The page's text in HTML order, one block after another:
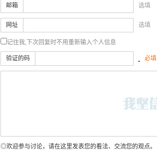
邮箱 选填
网址 选填
记住我,下次回复时不用重新输入个人信息
验证的码 必填
◎欢迎参与讨论，请在这里发表您的看法、交流您的观点。